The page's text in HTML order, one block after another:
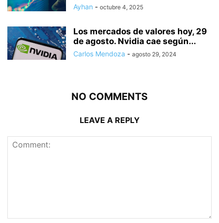
Ayhan - octubre 4, 2025
Los mercados de valores hoy, 29
de agosto. Nvidia cae según...
Carlos Mendoza - agosto 29, 2024
NO COMMENTS
LEAVE A REPLY